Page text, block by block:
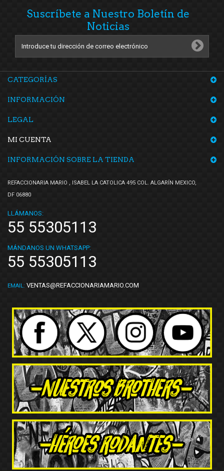
Suscríbete a Nuestro Boletín de
Noticias
CATEGORÍAS
INFORMACIÓN
LEGAL
MI CUENTA
INFORMACIÓN SOBRE LA TIENDA
REFACCIONARIA MARIO , ISABEL LA CATOLICA 495 COL. ALGARÍN MEXICO,
DF 06880
LLÁMANOS:
55 55305113
MÁNDANOS UN WHATSAPP:
55 55305113
EMAIL: VENTAS@REFACCIONARIAMARIO.COM